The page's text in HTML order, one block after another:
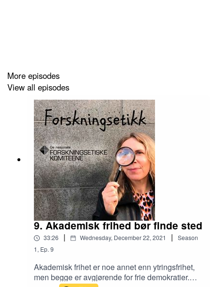
hvor det konkluderes med at en forsker har opptrådt
vitenskapelig uredelig.
More episodes
View all episodes
9. Akademisk frihed bør finde sted
33:26 | Wednesday, December 22, 2021 |
Season
1, Ep. 9
Akademisk frihet er noe annet enn ytringsfrihet,
men begge er avgjørende for frie demokratier.